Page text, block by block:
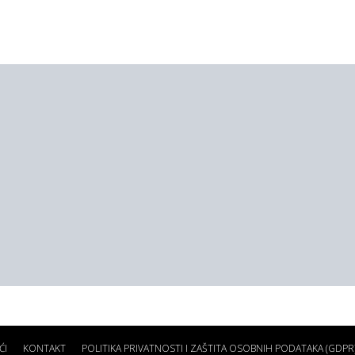
KONTAKT POLITIKA PRIVATNOSTI I ZAŠTITA OSOBNIH PODATAKA